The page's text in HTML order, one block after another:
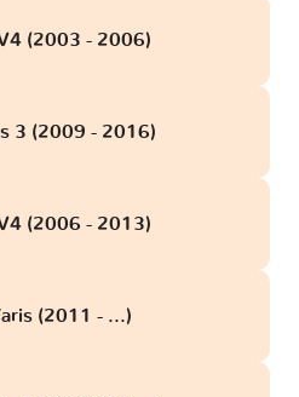
(2003 - 2006)
3 (2009 - 2016)
(2006 - 2013)
(2011 - ...)